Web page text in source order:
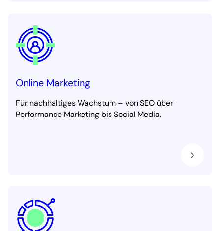
Online Marketing
Für nachhaltiges Wachstum – von SEO über
Performance Marketing bis Social Media.